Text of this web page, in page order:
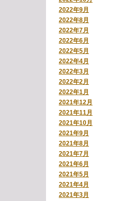
2022年9月
2022年8月
2022年7月
2022年6月
2022年5月
2022年4月
2022年3月
2022年2月
2022年1月
2021年12月
2021年11月
2021年10月
2021年9月
2021年8月
2021年7月
2021年6月
2021年5月
2021年4月
2021年3月